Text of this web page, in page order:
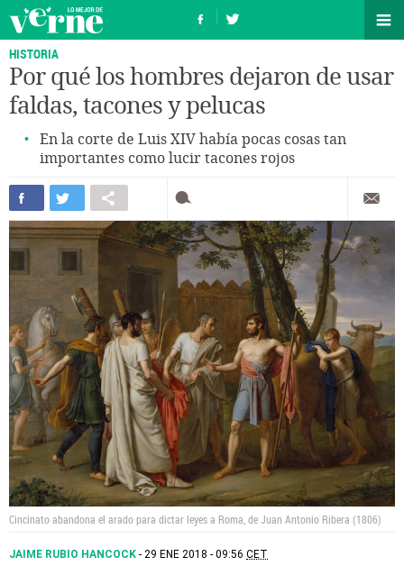
HISTORIA
Por qué los hombres dejaron de usar
faldas, tacones y pelucas
En la corte de Luis XIV había pocas cosas tan
importantes como lucir tacones rojos
Cincinato abandona el arado para dictar leyes a Roma, de Juan Antonio Ribera (1806)
JAIME RUBIO HANCOCK 29 ENE 2018 - 09:56 CET